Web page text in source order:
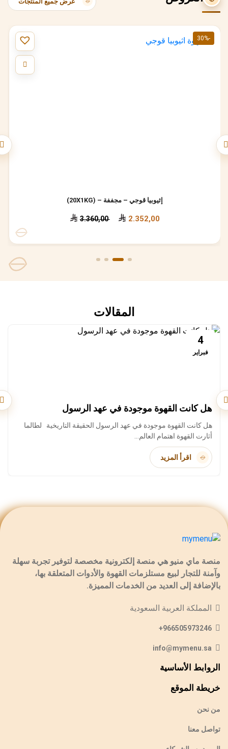
-30%
إثيوبيا قوجي – مجففة – (20X1KG)
2.352,00
3.360,00
المقالات
4
فبراير
هل كانت القهوة موجودة في عهد الرسول
هل كانت القهوة موجودة في عهد الرسول الحقيقة التاريخية لطالما
أثارت القهوة اهتمام العالم…
اقرأ المزيد
منصة ماي منيو هي منصة إلكترونية مخصصة لتوفير تجربة سهلة
وآمنة للتجار لبيع مستلزمات القهوة والأدوات المتعلقة بها،
بالإضافة إلى العديد من الخدمات المميزة.
المملكة العربية السعودية
966505973246+
info@mymenu.sa
الروابط الأساسية
خريطة الموقع
من نحن
تواصل معنا